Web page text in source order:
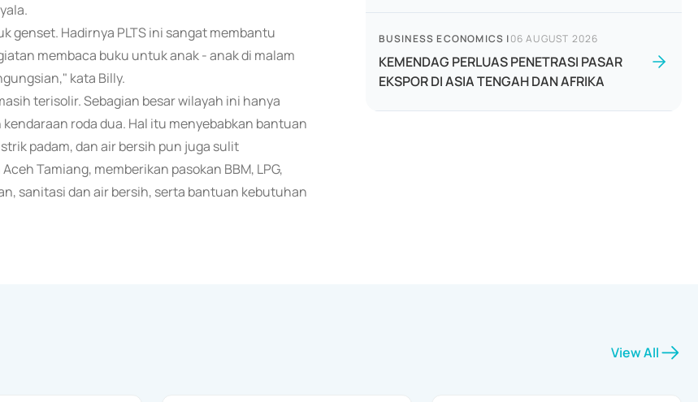
genset. Hadirnya PLTS ini sangat membantu
membaca buku untuk anak - anak di malam
kata Billy.
terisolir. Sebagian besar wilayah ini hanya
roda dua. Hal itu menyebabkan bantuan
padam, dan air bersih pun juga sulit
Tamiang, memberikan pasokan BBM, LPG,
sanitasi dan air bersih, serta bantuan kebutuhan
BUSINESS ECONOMICS |06 AUGUST 2026
KEMENDAG PERLUAS PENETRASI PASAR
EKSPOR DI ASIA TENGAH DAN AFRIKA
View All